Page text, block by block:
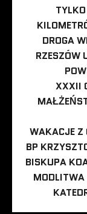
DROGA
RZESZÓW
XXXII
WAKACJE Z
BP
BISKUPA